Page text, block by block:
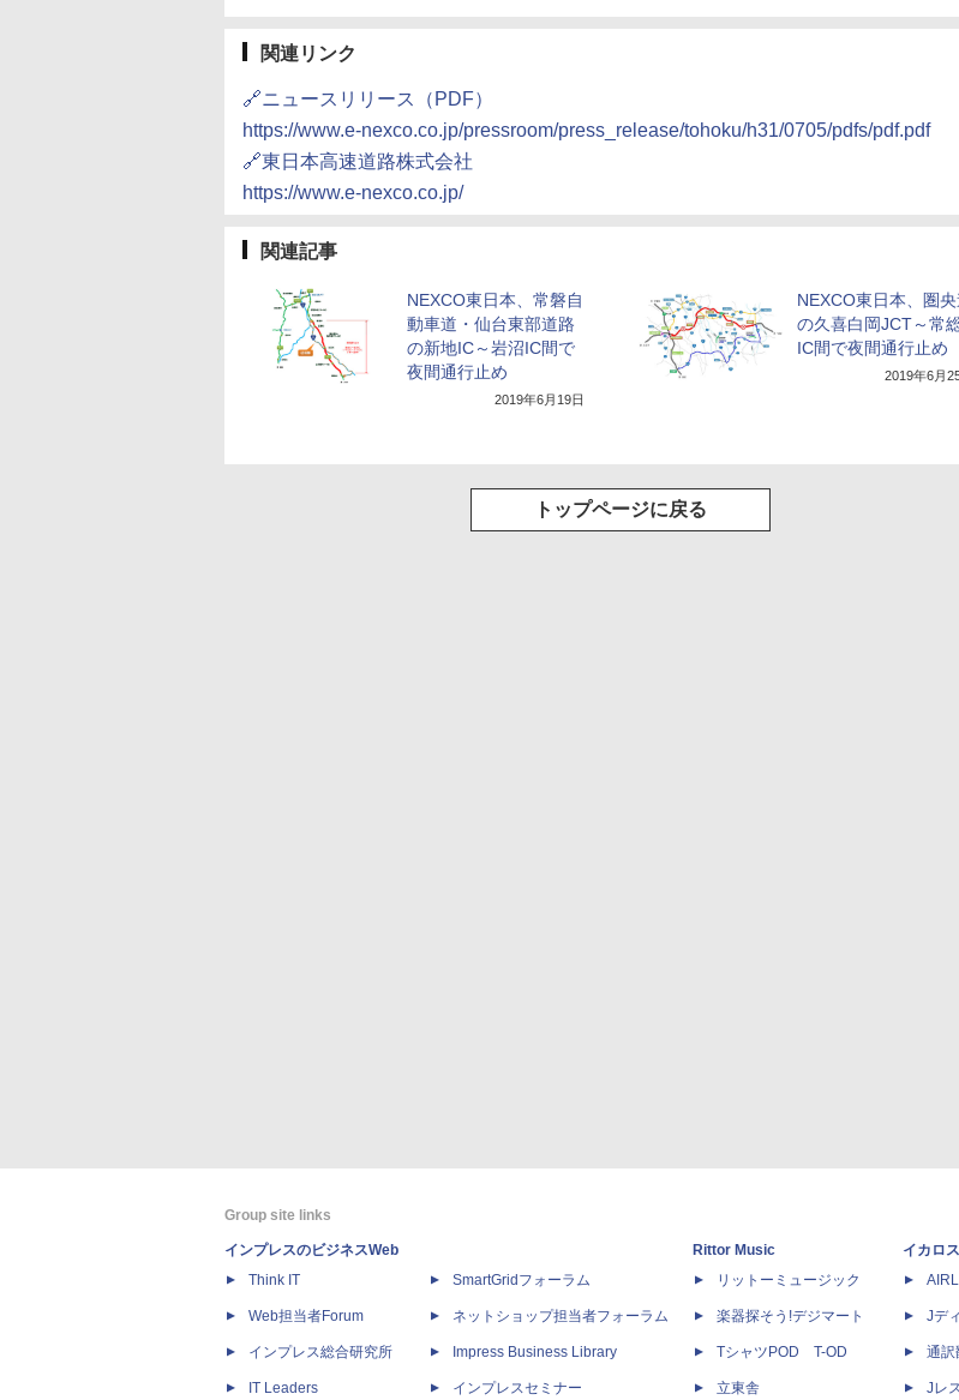
関連リンク
🔗ニュースリリース（PDF）
https://www.e-nexco.co.jp/pressroom/press_release/tohoku/h31/0705/pdfs/pdf.pdf
🔗東日本高速道路株式会社
https://www.e-nexco.co.jp/
関連記事
NEXCO東日本、常磐自
動車道・仙台東部道路
の新地IC～岩沼IC間で
夜間通行止め
2019年6月19日
NEXCO東日本、圏央
の久喜白岡JCT～常
IC間で夜間通行止め
2019年6月
トップページに戻る
Group site links
インプレスのビジネスWeb
Think IT
Web担当者Forum
インプレス総合研究所
IT Leaders
SmartGridフォーラム
ネットショップ担当者フォーラム
Impress Business Library
インプレスセミナー
Rittor Music
リットーミュージック
楽器探そう!デジマート
TシャツPOD T-OD
立東舎
イカロ
Jデ
通訳
Jレ